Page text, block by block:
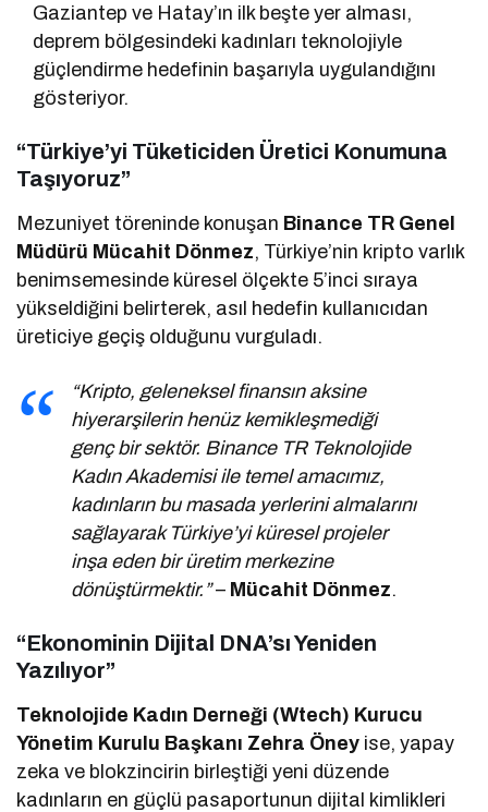
Gaziantep ve Hatay’ın ilk beşte yer alması,
deprem bölgesindeki kadınları teknolojiyle
güçlendirme hedefinin başarıyla uygulandığını
gösteriyor.
“Türkiye’yi Tüketiciden Üretici Konumuna
Taşıyoruz”
Mezuniyet töreninde konuşan Binance TR Genel
Müdürü Mücahit Dönmez, Türkiye’nin kripto varlık
benimsemesinde küresel ölçekte 5’inci sıraya
yükseldiğini belirterek, asıl hedefin kullanıcıdan
üreticiye geçiş olduğunu vurguladı.
“Kripto, geleneksel finansın aksine
hiyerarşilerin henüz kemikleşmediği
genç bir sektör. Binance TR Teknolojide
Kadın Akademisi ile temel amacımız,
kadınların bu masada yerlerini almalarını
sağlayarak Türkiye’yi küresel projeler
inşa eden bir üretim merkezine
dönüştürmektir.”– Mücahit Dönmez.
“Ekonominin Dijital DNA’sı Yeniden
Yazılıyor”
Teknolojide Kadın Derneği (Wtech) Kurucu
Yönetim Kurulu Başkanı Zehra Öney ise, yapay
zeka ve blokzincirin birleştiği yeni düzende
kadınların en güçlü pasaportunun dijital kimlikleri